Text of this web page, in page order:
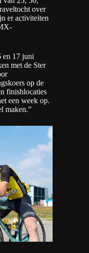
over
er activiteiten
en 17 juni
met de Ster
op de
finishlocaties
een week op.
maken.”